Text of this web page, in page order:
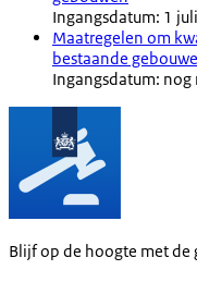
Ingangsdatum: 1
Maatregelen om
bestaande
Ingangsdatum: nog
Blijf op de hoogte met de